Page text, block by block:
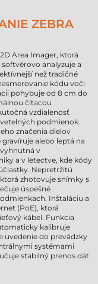
ZEBRA
Area Imager, ktorá
analyzuje a
než tradičné
kódu voči
pohybuje od 8 cm do
čítacou
vzdialenosť
podmienok.
značenia dielov
alebo leptá na
v
a v letectve, kde kódy
Nepretržitú
zhotovuje snímky s
úspešné
Inštaláciu a
(PoE), ktorá
kábel. Funkcia
kalibruje
uvedenie do prevádzky
systémami
stabilný prenos dát